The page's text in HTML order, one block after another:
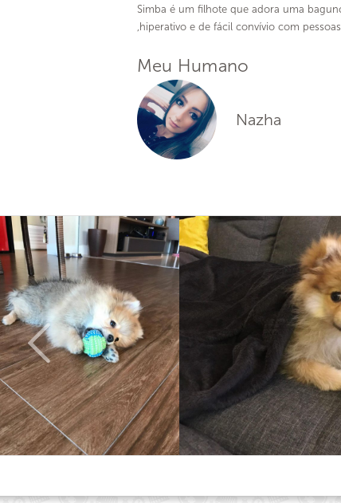
Simba é um filhote que adora uma
,hiperativo e de fácil convívio com
Meu Humano
Nazha